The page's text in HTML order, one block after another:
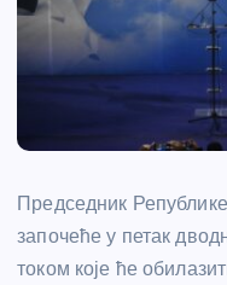
Председник
започеће у петак
током које ће